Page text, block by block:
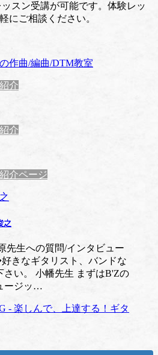
スン受講が可能です。体験レッ
にご相談ください。
作曲/編曲/DTM教室
介
介
介ページ
之
先生への質問/インタビュー
きなギタリスト、バンドな
さい。 小幡先生 まずはB'Zの
ージッ…
- 楽しんで、上達する！ギタ